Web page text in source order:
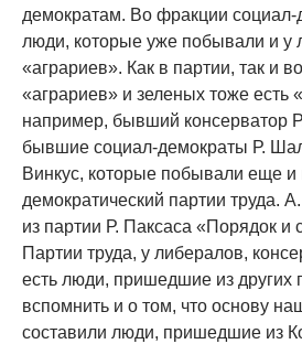
демократам. Во фракции социал-
люди, которые уже побывали и у
«аграриев». Как в партии, так и
«аграриев» и зеленых тоже есть
например, бывший консерватор
бывшие социал-демократы Р.
Винкус, которые побывали еще
демократический партии труда.
из партии Р. Паксаса «Порядок и
Партии труда, у либералов,
есть люди, пришедшие из других
вспомнить и о том, что основу
составили люди, пришедшие из